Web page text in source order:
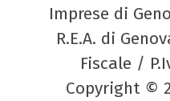
Imprese di
R.E.A. di
Fiscale /
Copyright ©